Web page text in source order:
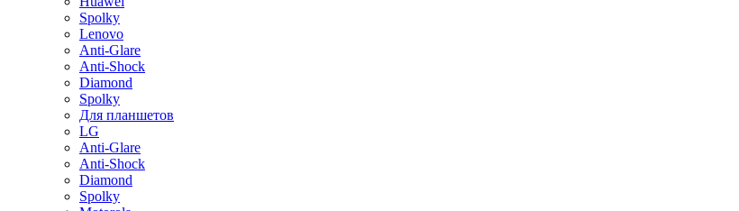
Spolky
Lenovo
Anti-Glare
Anti-Shock
Diamond
Spolky
Для планшетов
LG
Anti-Glare
Anti-Shock
Diamond
Spolky